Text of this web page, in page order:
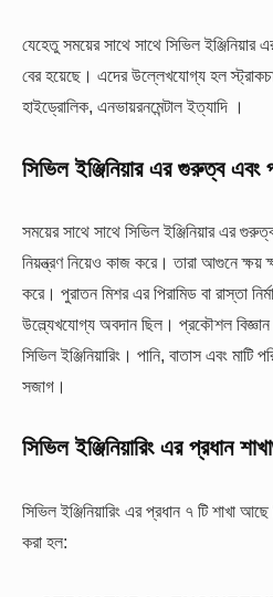
যেহেতু সময়ের সাথে সাথে সিভিল
বের হয়েছে। এদের উল্লেখযোগ্য হল
হাইড্রোলিক, এনভায়রনমেন্টাল ইত্যাদি ।
সিভিল ইঞ্জিনিয়ার এর গুরুত্ব এবং
সময়ের সাথে সাথে সিভিল ইঞ্জিনিয়ার এর
নিয়ন্ত্রণ নিয়েও কাজ করে। তারা আগুনে
করে। পুরাতন মিশর এর পিরামিড বা রাস্তা
উল্ল্যেখযোগ্য অবদান ছিল। প্রকৌশল
সিভিল ইঞ্জিনিয়ারিং। পানি, বাতাস এবং মাটি
সজাগ।
সিভিল ইঞ্জিনিয়ারিং এর প্রধান
সিভিল ইঞ্জিনিয়ারিং এর প্রধান ৭ টি শাখা
করা হল: